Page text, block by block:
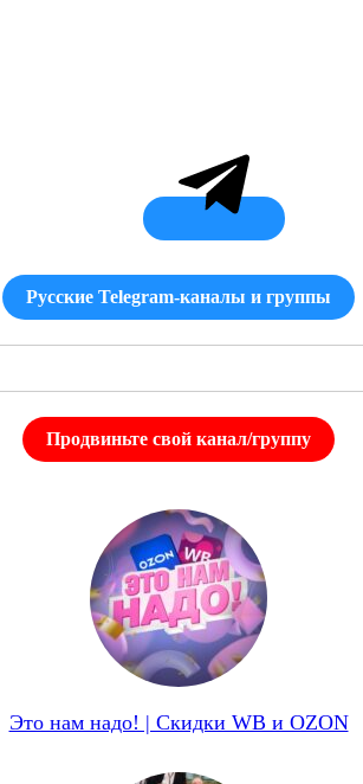
Русские Telegram-каналы и группы
Продвиньте свой канал/группу
Это нам надо! | Скидки WB и OZON